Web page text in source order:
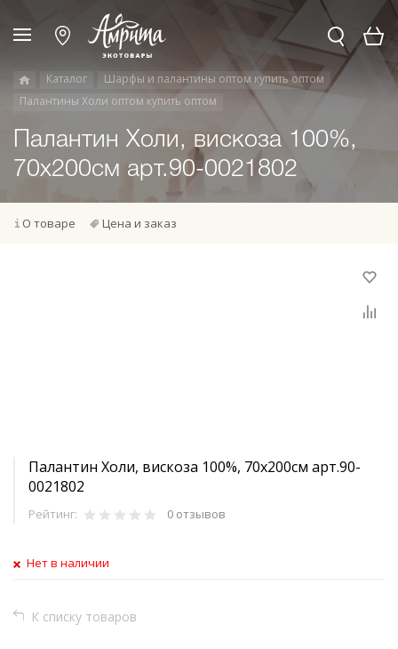
Каталог
Шарфы и палантины оптом купить оптом
Палантины Холи оптом купить оптом
Палантин Холи, вискоза 100%,
70х200см арт.90-0021802
О товаре Цена и заказ
Палантин Холи, вискоза 100%, 70х200см арт.90-
0021802
Рейтинг: 0 отзывов
Нет в наличии
К списку товаров